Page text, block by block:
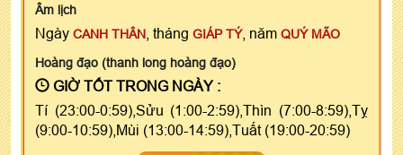
Âm lịch
Ngày CANH THÂN , tháng GIÁP TÝ, năm QUÝ MÃO
Hoàng đạo (thanh long hoàng đạo)
GIỜ TỐT TRONG NGÀY :
Tí (23:00-0:59),Sửu (1:00-2:59),Thìn (7:00-8:59),Tỵ
(9:00-10:59),Mùi (13:00-14:59),Tuất (19:00-20:59)